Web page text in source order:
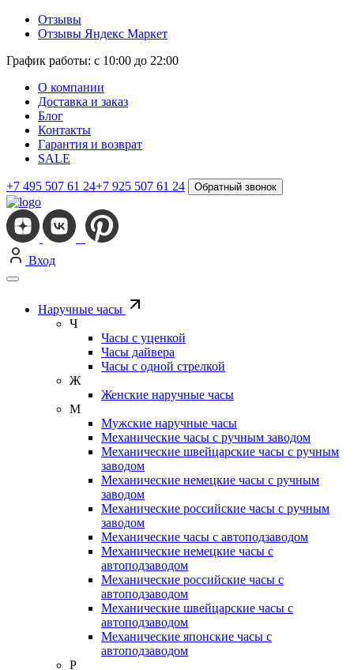
Отзывы
Отзывы Яндекс Маркет
График работы: с 10:00 до 22:00
О компании
Доставка и заказ
Блог
Контакты
Гарантия и возврат
SALE
+7 495 507 61 24+7 925 507 61 24 Обратный звонок
Вход
Наручные часы
Ч
Часы с уценкой
Часы дайвера
Часы с одной стрелкой
Ж
Женские наручные часы
М
Мужские наручные часы
Механические часы с ручным заводом
Механические швейцарские часы с ручным
заводом
Механические немецкие часы с ручным
заводом
Механические российские часы с ручным
заводом
Механические часы с автоподзаводом
Механические немецкие часы с
автоподзаводом
Механические российские часы с
автоподзаводом
Механические швейцарские часы с
автоподзаводом
Механические японские часы с
автоподзаводом
Р